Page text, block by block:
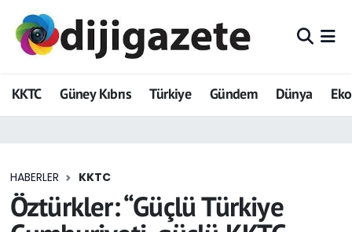
KKTC Güney Kıbrıs Türkiye Gündem Dünya
HABERLER KKTC
Öztürkler: “Güçlü Türkiye
ADVERTORIAL
Dijigazete
Eğitim
Ekonomi
Hava Durumu
Trafik Durumu
Tüm Manşetler
Son Dakika Haberleri